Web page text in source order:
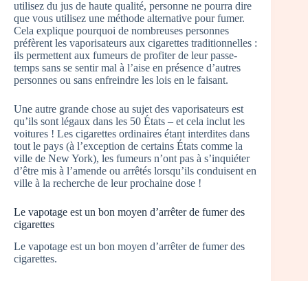
utilisez du jus de haute qualité, personne ne pourra dire
que vous utilisez une méthode alternative pour fumer.
Cela explique pourquoi de nombreuses personnes
préfèrent les vaporisateurs aux cigarettes traditionnelles :
ils permettent aux fumeurs de profiter de leur passe-
temps sans se sentir mal à l’aise en présence d’autres
personnes ou sans enfreindre les lois en le faisant.
Une autre grande chose au sujet des vaporisateurs est
qu’ils sont légaux dans les 50 États – et cela inclut les
voitures ! Les cigarettes ordinaires étant interdites dans
tout le pays (à l’exception de certains États comme la
ville de New York), les fumeurs n’ont pas à s’inquiéter
d’être mis à l’amende ou arrêtés lorsqu’ils conduisent en
ville à la recherche de leur prochaine dose !
Le vapotage est un bon moyen d’arrêter de fumer des
cigarettes
Le vapotage est un bon moyen d’arrêter de fumer des
cigarettes.